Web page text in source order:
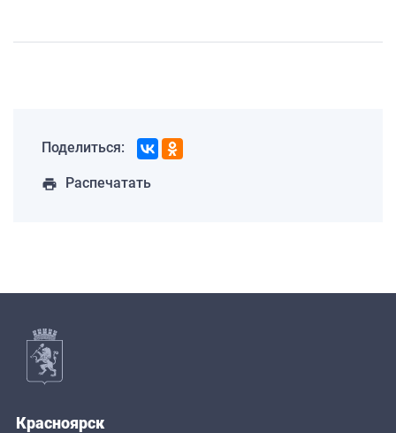
Поделиться:
print Распечатать
Красноярск